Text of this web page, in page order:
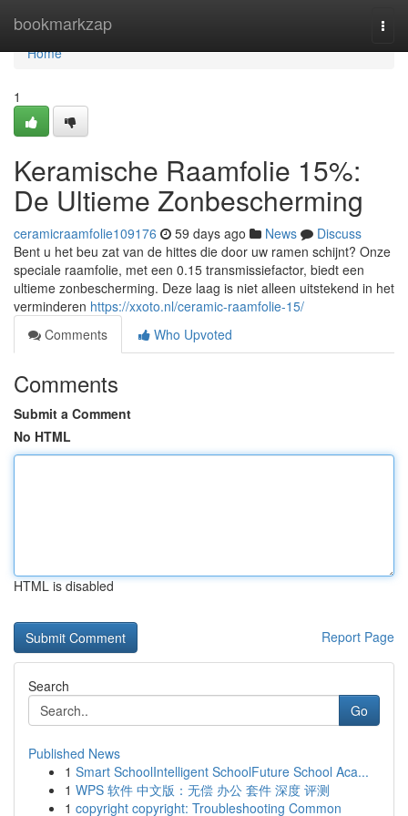
bookmarkzap
Home
Home
1
Keramische Raamfolie 15%:
De Ultieme Zonbescherming
ceramicraamfolie109176 59 days ago News
Discuss
Bent u het beu zat van de hittes die door uw ramen schijnt? Onze
speciale raamfolie, met een 0.15 transmissiefactor, biedt een
ultieme zonbescherming. Deze laag is niet alleen uitstekend in het
verminderen https://xxoto.nl/ceramic-raamfolie-15/
Comments
Who Upvoted
Comments
Submit a Comment
No HTML
HTML is disabled
Report Page
Search
Go
Published News
1 Smart SchoolIntelligent SchoolFuture School Aca...
1 WPS 软件 中文版：无偿 办公 套件 深度 评测
1 copyright copyright: Troubleshooting Common